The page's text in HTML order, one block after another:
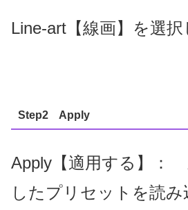
Line-art【線画】を選択
Step2 Apply
Apply【適用する】：
したプリセットを読み